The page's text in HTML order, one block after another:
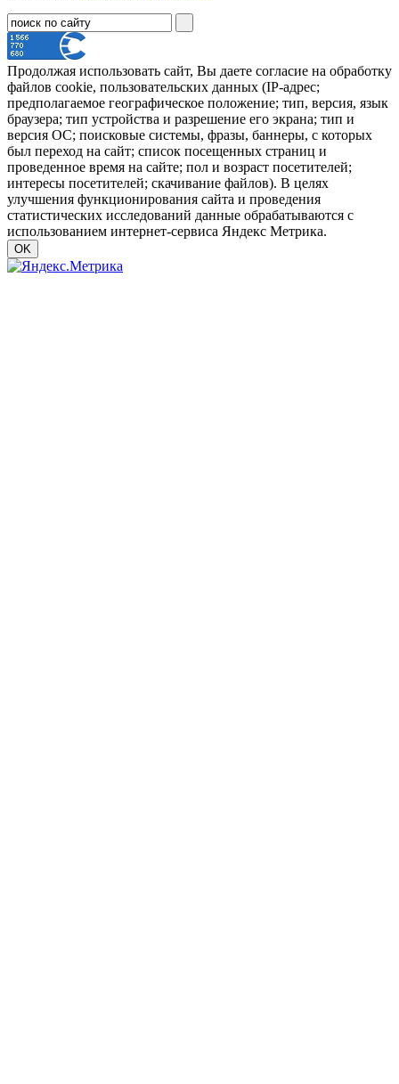
Продолжая использовать сайт, Вы даете согласие на обработку
файлов cookie, пользовательских данных (IP-адрес;
предполагаемое географическое положение; тип, версия, язык
браузера; тип устройства и разрешение его экрана; тип и
версия ОС; поисковые системы, фразы, баннеры, с которых
был переход на сайт; список посещенных страниц и
проведенное время на сайте; пол и возраст посетителей;
интересы посетителей; скачивание файлов). В целях
улучшения функционирования сайта и проведения
статистических исследований данные обрабатываются с
использованием интернет-сервиса Яндекс Метрика.
OK